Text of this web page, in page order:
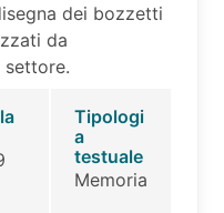
dei bozzetti
da
settore.
Tipologi
a
testuale
Memoria